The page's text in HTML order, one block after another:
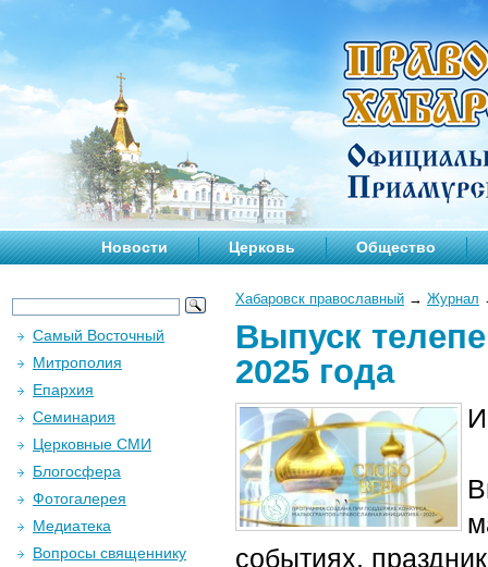
Новости Церковь Общество
Хабаровск православный → Журнал
Выпуск
2025 года
событиях,
Самый Восточный
Митрополия
Епархия
Семинария
Церковные СМИ
Блогосфера
Фотогалерея
Медиатека
Вопросы священнику